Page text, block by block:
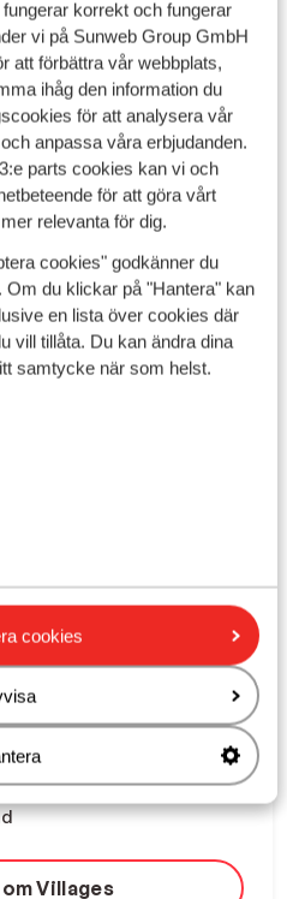
korrekt och fungerar
vi på Sunweb Group GmbH
att förbättra vår webbplats,
ihåg den information du
för att analysera vår
anpassa våra erbjudanden.
parts cookies kan vi och
för att göra vårt
relevanta för dig.
cookies" godkänner du
Om du klickar på "Hantera" kan
en lista över cookies där
vill tillåta. Du kan ändra dina
samtycke när som helst.
cookies
detaljer
i stil
Boutique
Villages
lägenheter
Villages